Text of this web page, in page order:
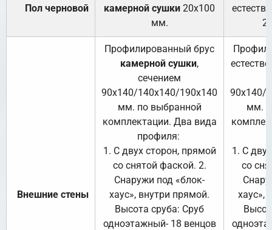
Пол черновой
камерной сушки 20х100
мм.
Внешние стены
Профилированный брус
камерной сушки,
сечением
90х140/140х140/190х140
мм. по выбранной
комплектации. Два вида
профиля:
1. С двух сторон, прямой
со снятой фаской. 2.
Снаружи под «блок-
хаус», внутри прямой.
Высота сруба: Сруб
одноэтажный- 18 венцов
90х140/
мм.
1. С
со
хаус»,